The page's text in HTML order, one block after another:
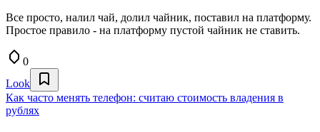
Все просто, налил чай, долил чайник, поставил на платформу.
Простое правило - на платформу пустой чайник не ставить.
0
Look
Как часто менять телефон: считаю стоимость владения в
рублях